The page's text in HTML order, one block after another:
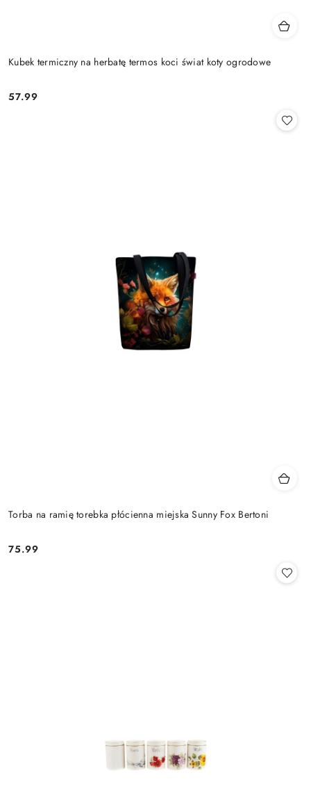
Kubek termiczny na herbatę termos koci świat koty ogrodowe
Cena:
57.99
Torba na ramię torebka płócienna miejska Sunny Fox Bertoni
Cena:
75.99